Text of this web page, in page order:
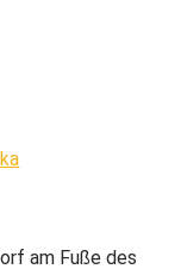
am Fuße des